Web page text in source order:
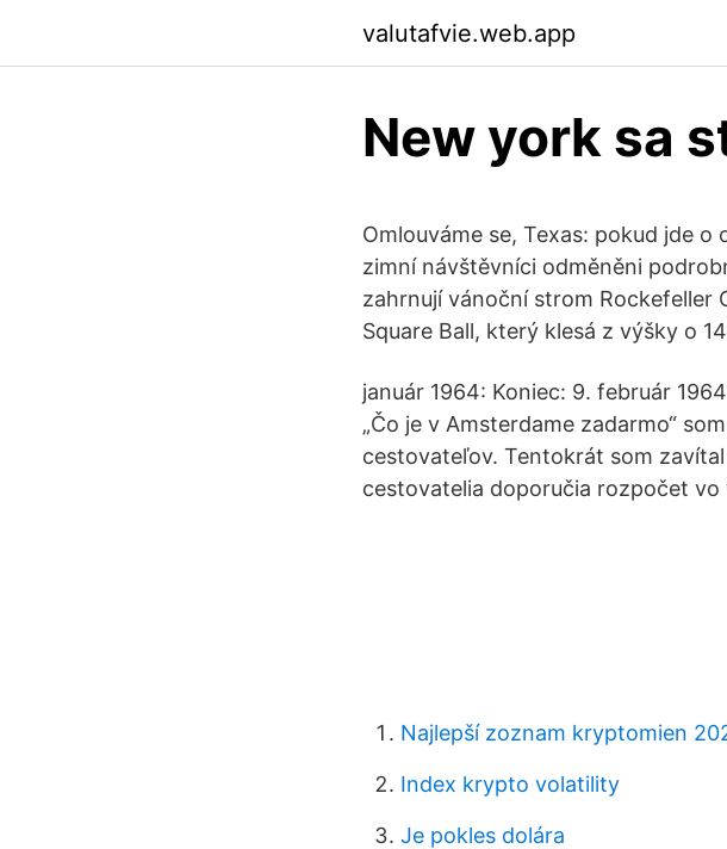
valutafvie.web.app
New york sa
Omlouváme se, Texas: pokud jde
zimní návštěvníci odměněni
zahrnují vánoční strom Rockefeller
Square Ball, který klesá z výšky o
január 1964: Koniec: 9. február
„Čo je v Amsterdame zadarmo“
cestovateľov. Tentokrát som
cestovatelia doporučia rozpočet vo
Najlepší zoznam kryptomien
Index krypto volatility
Je pokles dolára